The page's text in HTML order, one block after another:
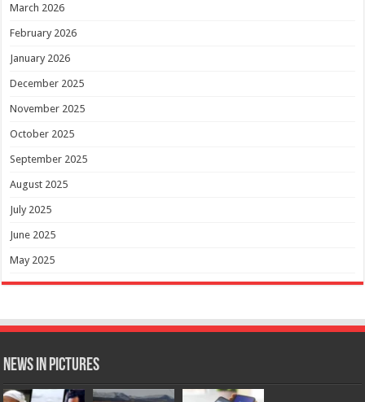
March 2026
February 2026
January 2026
December 2025
November 2025
October 2025
September 2025
August 2025
July 2025
June 2025
May 2025
News in Pictures